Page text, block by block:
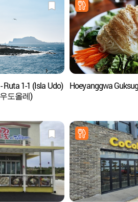
Ruta 1-1 (Isla Udo)
도올레)
Hoeyanggwa